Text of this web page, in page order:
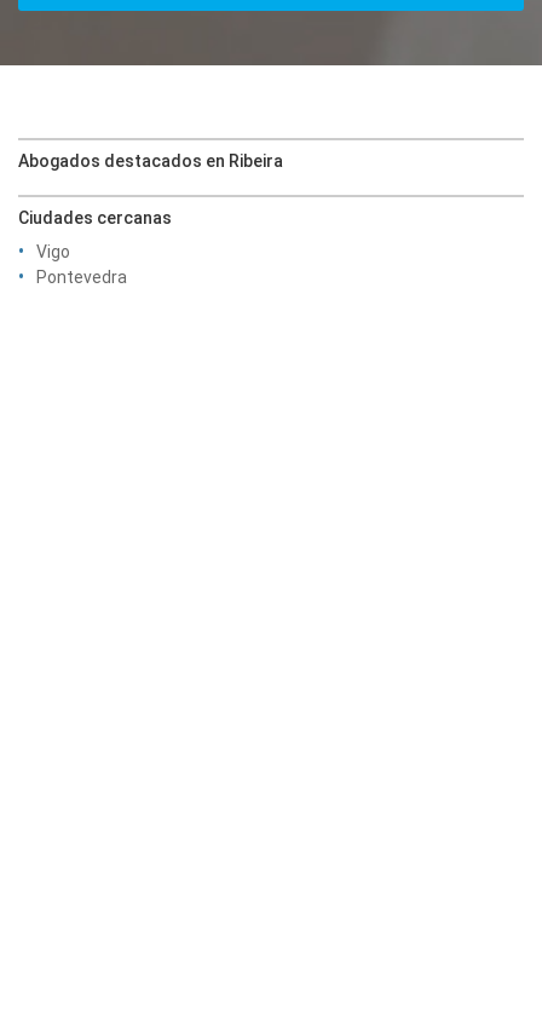
Abogados destacados en Ribeira
Ciudades cercanas
Vigo
Pontevedra